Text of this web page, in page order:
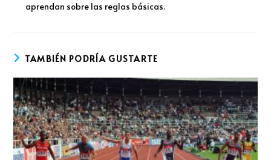
aprendan sobre las reglas básicas.
TAMBIÉN PODRÍA GUSTARTE